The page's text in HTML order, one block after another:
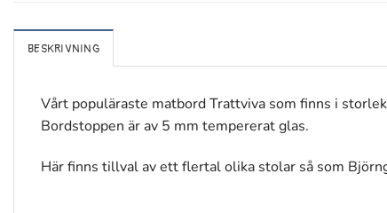
BESKRIVNING
Vårt populäraste matbord Trattviva som finns i
Bordstoppen är av 5 mm tempererat glas.
Här finns tillval av ett flertal olika stolar så som